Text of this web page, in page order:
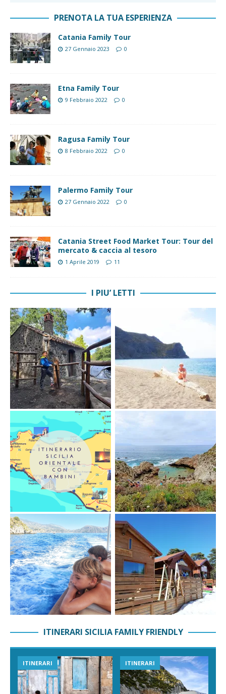
PRENOTA LA TUA ESPERIENZA
Catania Family Tour
27 Gennaio 2023 0
Etna Family Tour
9 Febbraio 2022 0
Ragusa Family Tour
8 Febbraio 2022 0
Palermo Family Tour
27 Gennaio 2022 0
Catania Street Food Market Tour: Tour del
mercato & caccia al tesoro
1 Aprile 2019 11
I PIU’ LETTI
ITINERARI SICILIA FAMILY FRIENDLY
ITINERARI ITINERARI